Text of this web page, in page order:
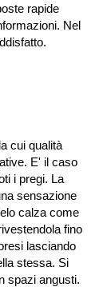
rapide
Nel
cui qualità
E' il caso
i pregi. La
sensazione
calza come
fino
lasciando
stessa. Si
spazi angusti.